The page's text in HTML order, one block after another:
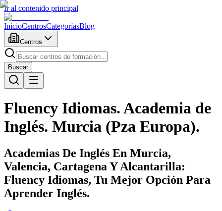
Ir al contenido principal
InicioCentrosCategoríasBlog
Centros
Buscar
Fluency Idiomas. Academia de
Inglés. Murcia (Pza Europa).
Academias De Inglés En Murcia,
Valencia, Cartagena Y Alcantarilla:
Fluency Idiomas, Tu Mejor Opción Para
Aprender Inglés.